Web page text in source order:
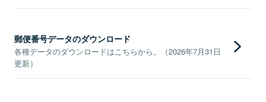
郵便番号データのダウンロード
各種データのダウンロードはこちらから。（2026年7月31日
更新）